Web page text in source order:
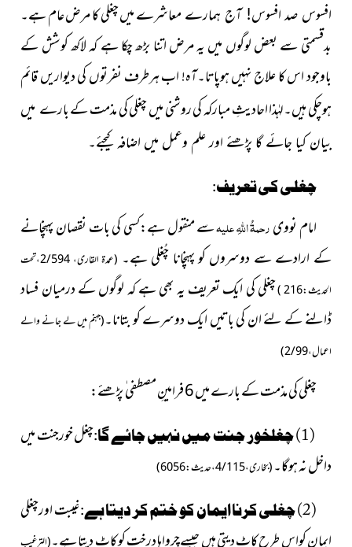
افسوس صد افسوس! آج ہمارے معاشرےمیں چغلی کا مرض عام ہے۔
بدقسمتی سے بعض لوگوں میں یہ مرض اتنا بڑھ چکا ہے کہ لاکھ کوشش کے
باوجود اس کا علاج نہیں ہوپاتا۔آہ! اب ہرطرف نفرتوں کی دیواریں قائم
ہوچکی ہیں۔لہٰذا احادیثِ مبارکہ کی روشنی میں چغلی کی مذمت کےبارے میں
بیان کیا جائے گا پڑھئے اور علم وعمل میں اضافہ کیجئے۔
چغلی کی تعریف:
امام نوویرحمۃُ اللہِ علیہسے منقول ہے:کسی کی بات نقصان پہنچانے
کے ارادے سے دوسروں کو پہنچانا چُغلی ہے۔
(عمدۃ القاری، 2/594،تحت
الحدیث:216 )
چغلی کی ایک تعریف یہ بھی ہے کہ لوگوں کے درمیان فساد
ڈالنے کے لئے ان کی باتیں ایک دوسرے کو بتانا۔(جہنم میں لے جانے والے
اعمال، 2/99)
چغلی کی مذمت کے بارے میں 6 فرامینِ مصطفی ٰ پڑھئے:
(1) چغلخور جنت میں نہیں جائے گا:
چغل خورجنت میں
داخل نہ ہوگا۔(بخاری، 4/115،حدیث:6056)
(2) چغلی کرنا ایمان کو ختم کر دیتا ہے:
غیبت اورچغلی
(الترغیب